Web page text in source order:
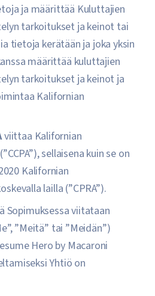
ja määrittää Kuluttajien
tarkoitukset ja keinot tai
tietoja kerätään ja joka yksin
määrittää kuluttajien
tarkoitukset ja keinot ja
Kalifornian
viittaa Kalifornian
sellaisena kuin se on
Kalifornian
lailla (”CPRA”).
Sopimuksessa viitataan
”Meitä” tai ”Meidän”)
Hero by Macaroni
Yhtiö on